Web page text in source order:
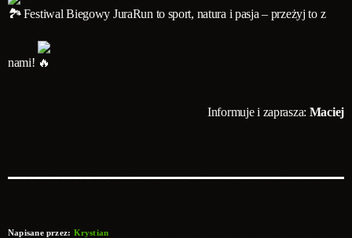
Festiwal Biegowy JuraRun to sport, natura i pasja – przeżyj to z
nami!
Informuje i zaprasza: Maciej
Napisane przez: Krystian